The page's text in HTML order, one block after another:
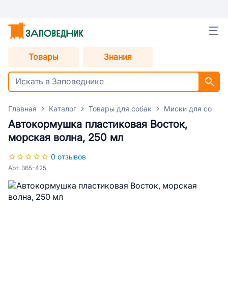
Товары Знания
Главная Каталог Товары для собак Миски для собак
Автокормушка пластиковая Восток,
морская волна, 250 мл
0 отзывов
Арт. 365-425